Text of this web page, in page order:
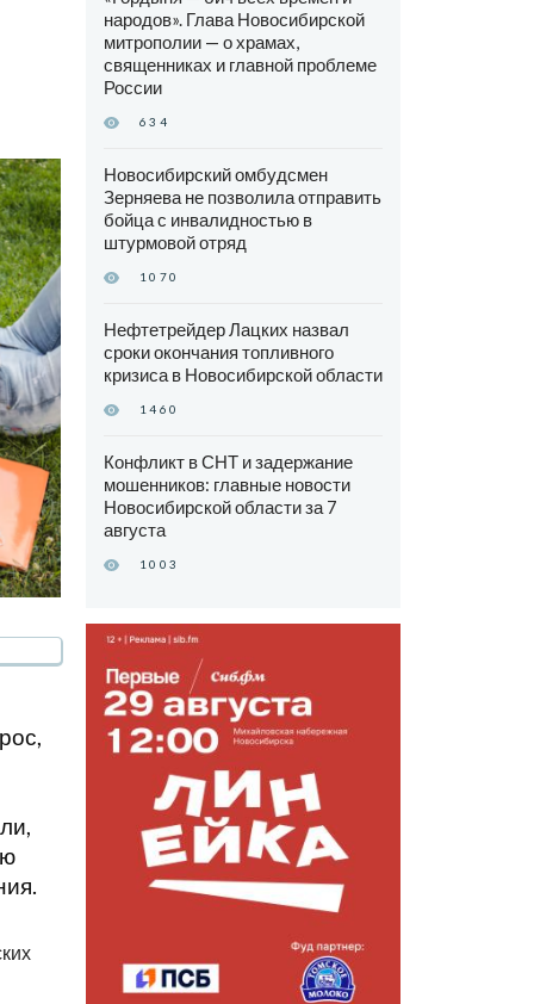
народов». Глава Новосибирской
митрополии — о храмах,
священниках и главной проблеме
России
634
Новосибирский омбудсмен
Зерняева не позволила отправить
бойца с инвалидностью в
штурмовой отряд
1070
Нефтетрейдер Лацких назвал
сроки окончания топливного
кризиса в Новосибирской области
1460
Конфликт в СНТ и задержание
мошенников: главные новости
Новосибирской области за 7
августа
1003